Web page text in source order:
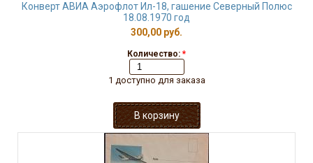
Конверт АВИА Аэрофлот Ил-18, гашение Северный Полюс
18.08.1970 год
300,00 руб.
Количество: *
1 доступно для заказа